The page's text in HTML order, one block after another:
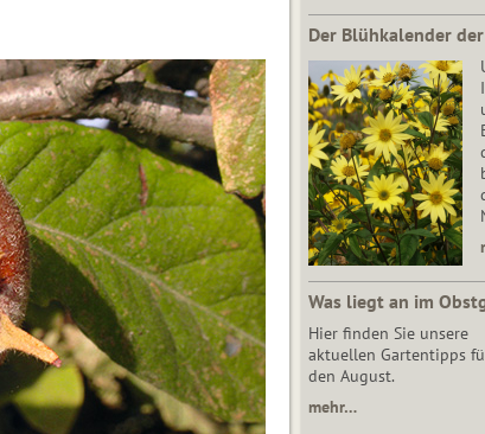
Der Blühkalender
Was liegt an im
Hier finden Sie unsere
aktuellen Gartentipps
den August.
mehr…